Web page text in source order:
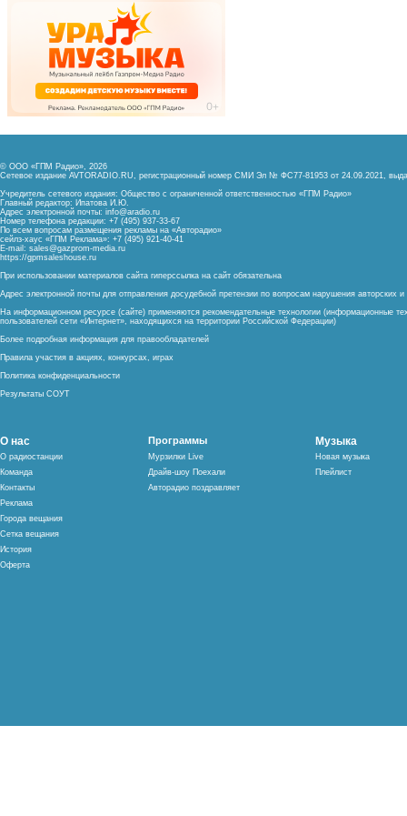
© ООО «ГПМ Радио», 2026
Сетевое издание AVTORADIO.RU, регистрационный номер СМИ Эл № ФС77-81953 от 24.09.2021,
Учредитель сетевого издания: Общество с ограниченной ответственностью «ГПМ Радио»
Главный редактор: Ипатова И.Ю.
Адрес электронной почты: info@aradio.ru
Номер телефона редакции: +7 (495) 937-33-67
По всем вопросам размещения рекламы на «Авторадио»
сейлз-хаус «ГПМ Реклама»: +7 (495) 921-40-41
E-mail: sales@gazprom-media.ru
https://gpmsaleshouse.ru
При использовании материалов сайта гиперссылка на сайт обязательна
Адрес электронной почты для отправления досудебной претензии по вопросам нарушения авторских
На информационном ресурсе (сайте) применяются рекомендательные технологии (информационные
пользователей сети «Интернет», находящихся на территории Российской Федерации)
Более подробная информация для правообладателей
Правила участия в акциях, конкурсах, играх
Политика конфиденциальности
Результаты СОУТ
О нас
О радиостанции
Команда
Контакты
Реклама
Города вещания
Сетка вещания
История
Оферта
Программы
Мурзилки Live
Драйв-шоу Поехали
Авторадио поздравляет
Музыка
Новая музыка
Плейлист